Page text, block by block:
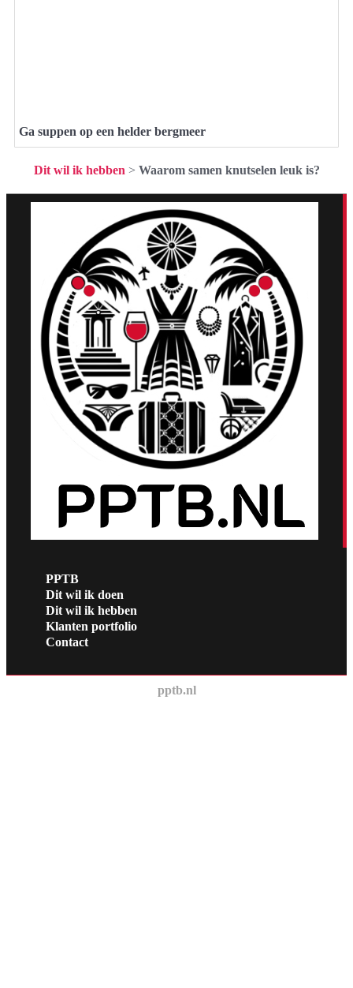
Ga suppen op een helder bergmeer
Dit wil ik hebben > Waarom samen knutselen leuk is?
PPTB
Dit wil ik doen
Dit wil ik hebben
Klanten portfolio
Contact
pptb.nl